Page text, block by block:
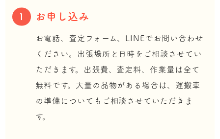
1 お申し込み
お電話、査定フォーム、LINEでお問い合わせ
ください。出張場所と日時をご相談させてい
ただきます。出張費、査定料、作業量は全て
無料です。大量の品物がある場合は、運搬車
の準備についてもご相談させていただきま
す。